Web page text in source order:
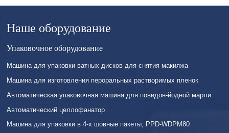
Наше оборудование
Упаковочное оборудование
Машина для упаковки ватных дисков для снятия макияжа
Машина для изготовления пероральных растворимых пленок
Автоматическая упаковочная машина для повидон-йодной марли
Автоматический целлофанатор
Машина для упаковки в 4-х шовные пакеты, PPD-WDPM80